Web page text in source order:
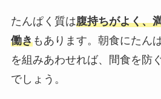
たんぱく質は腹持ちがよく、
働きもあります。朝食にたん
を組みあわせれば、間食を防
でしょう。